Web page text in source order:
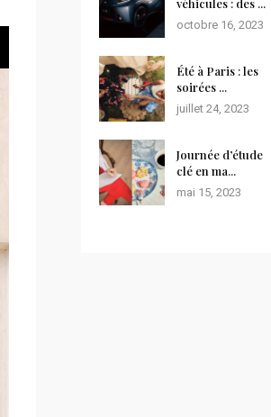
véhicules : des ...
octobre 16, 2023
Été à Paris : les
soirées ...
juillet 24, 2023
Journée d’étude
clé en ma...
mai 15, 2023